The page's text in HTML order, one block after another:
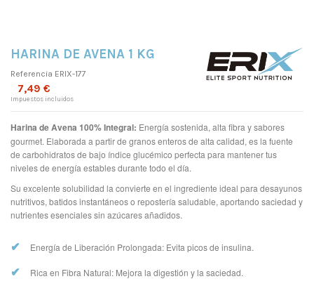
HARINA DE AVENA 1 KG
Referencia ERIX-177
7,49 €
Impuestos incluidos
Harina de Avena 100% Integral: Energía sostenida, alta fibra y sabores
gourmet. Elaborada a partir de granos enteros de alta calidad, es la fuente
de carbohidratos de bajo índice glucémico perfecta para mantener tus
niveles de energía estables durante todo el día.
Su excelente solubilidad la convierte en el ingrediente ideal para desayunos
nutritivos, batidos instantáneos o repostería saludable, aportando saciedad y
nutrientes esenciales sin azúcares añadidos.
✔ Energía de Liberación Prolongada: Evita picos de insulina.
✔ Rica en Fibra Natural: Mejora la digestión y la saciedad.